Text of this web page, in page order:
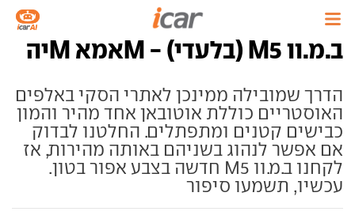
ב.מ.וו M5 (בלעדי) - Mאמא Mיה
הדרך שמובילה ממינכן לאתרי הסקי באלפים
האוסטריים כוללת אוטובאן אחד מהיר והמון
כבישים קטנים ומתפתלים. החלטנו לבדוק
אם אפשר לנהוג בשניהם באותה מהירות, אז
לקחנו ב.מ.וו M5 חדשה בצבע אפור בטון.
עכשיו, תשמעו סיפור